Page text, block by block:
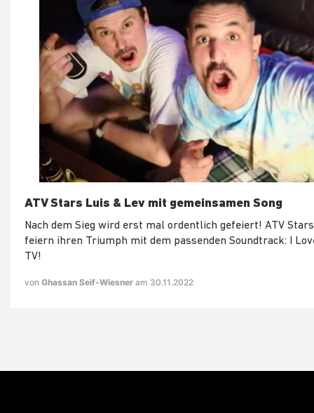
ATV Stars Luis & Lev mit gemeinsamen Song
Nach dem Sieg wird erst mal ordentlich gefeiert! ATV
feiern ihren Triumph mit dem passenden Soundtrack: I
TV!
von Ghassan Seif-Wiesner am 30.11.2022